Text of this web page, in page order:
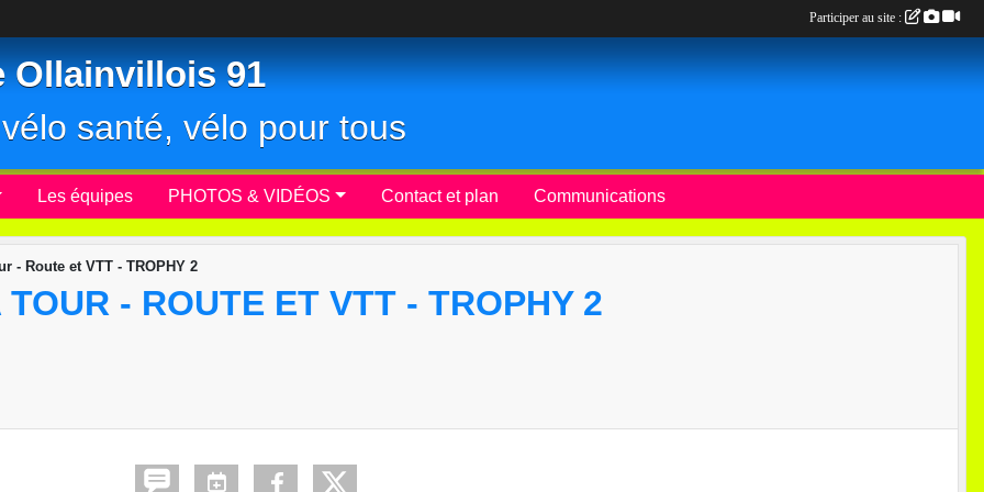
Ollainvillois 91
santé, vélo pour tous
Les équipes PHOTOS & VIDÉOS Contact et plan Communications
- Route et VTT - TROPHY 2
- ROUTE ET VTT - TROPHY 2
Participer au site :